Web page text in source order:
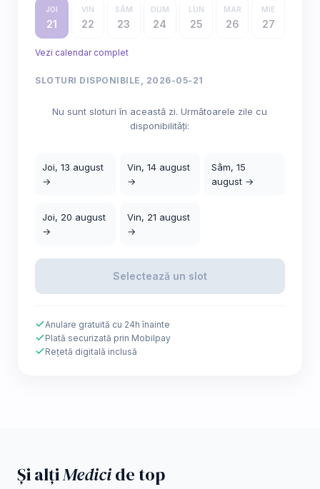
JOI
21
VIN
22
SÂM
23
DUM
24
LUN
25
MAR
26
MIE
27
Vezi calendar complet
SLOTURI DISPONIBILE, 2026-05-21
Nu sunt sloturi în această zi. Următoarele zile cu
disponibilități:
Joi, 13 august
→
Vin, 14 august
→
Sâm, 15
august →
Joi, 20 august
→
Vin, 21 august
→
Selectează un slot
Anulare gratuită cu 24h înainte
Plată securizată prin Mobilpay
Rețetă digitală inclusă
Și alțiMedicide top